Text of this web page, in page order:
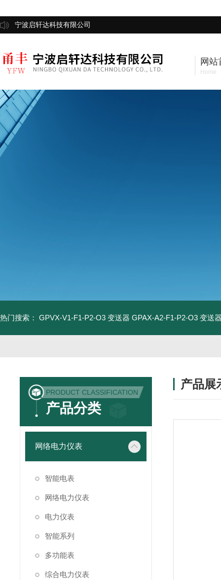
宁波启轩达科技有限公司
网站
Home
热门搜索： GPVX-V1-F1-P2-O3 变送器 GPAX-A2-F1-P2-O3 变送
PRODUCT CLASSIFICATION
产品分类
网络电力仪表
智能电表
网络电力仪表
电力仪表
智能系列
多功能表
综合电力仪表
产品展